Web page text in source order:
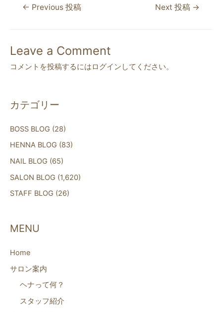
e
o
o
k
er
← Previous 投稿 Next 投稿 →
Leave a Comment
コメントを投稿するにはログイン してください。
カテゴリー
BOSS BLOG (28)
HENNA BLOG (83)
NAIL BLOG (65)
SALON BLOG (1,620)
STAFF BLOG (26)
MENU
Home
サロン案内
ヘナって何？
スタッフ紹介